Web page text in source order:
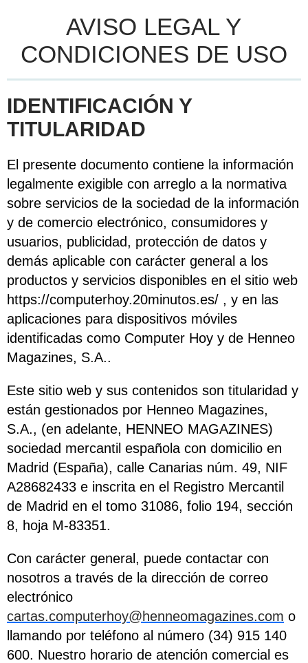
AVISO LEGAL Y
CONDICIONES DE USO
IDENTIFICACIÓN Y
TITULARIDAD
El presente documento contiene la información
legalmente exigible con arreglo a la normativa
sobre servicios de la sociedad de la información
y de comercio electrónico, consumidores y
usuarios, publicidad, protección de datos y
demás aplicable con carácter general a los
productos y servicios disponibles en el sitio web
https://computerhoy.20minutos.es/ , y en las
aplicaciones para dispositivos móviles
identificadas como Computer Hoy y de Henneo
Magazines, S.A..
Este sitio web y sus contenidos son titularidad y
están gestionados por Henneo Magazines,
S.A., (en adelante, HENNEO MAGAZINES)
sociedad mercantil española con domicilio en
Madrid (España), calle Canarias núm. 49, NIF
A28682433 e inscrita en el Registro Mercantil
de Madrid en el tomo 31086, folio 194, sección
8, hoja M-83351.
Con carácter general, puede contactar con
nosotros a través de la dirección de correo
electrónico
cartas.computerhoy@henneomagazines.com o
llamando por teléfono al número (34) 915 140
600. Nuestro horario de atención comercial es